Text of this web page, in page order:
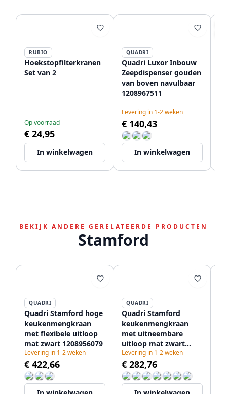
RUBIO
Hoekstopfilterkranen
Set van 2
Op voorraad
€ 24,95
In winkelwagen
QUADRI
Quadri Luxor Inbouw
Zeepdispenser gouden
van boven navulbaar
1208967511
Levering in 1-2 weken
€ 140,43
In winkelwagen
BEKIJK ANDERE GERELATEERDE PRODUCTEN
Stamford
QUADRI
Quadri Stamford hoge
keukenmengkraan
met flexibele uitloop
mat zwart 1208956079
Levering in 1-2 weken
€ 422,66
QUADRI
Quadri Stamford
keukenmengkraan
met uitneembare
uitloop mat zwart
1208956082
Levering in 1-2 weken
€ 282,76